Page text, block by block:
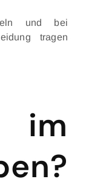
und bei
tragen
im